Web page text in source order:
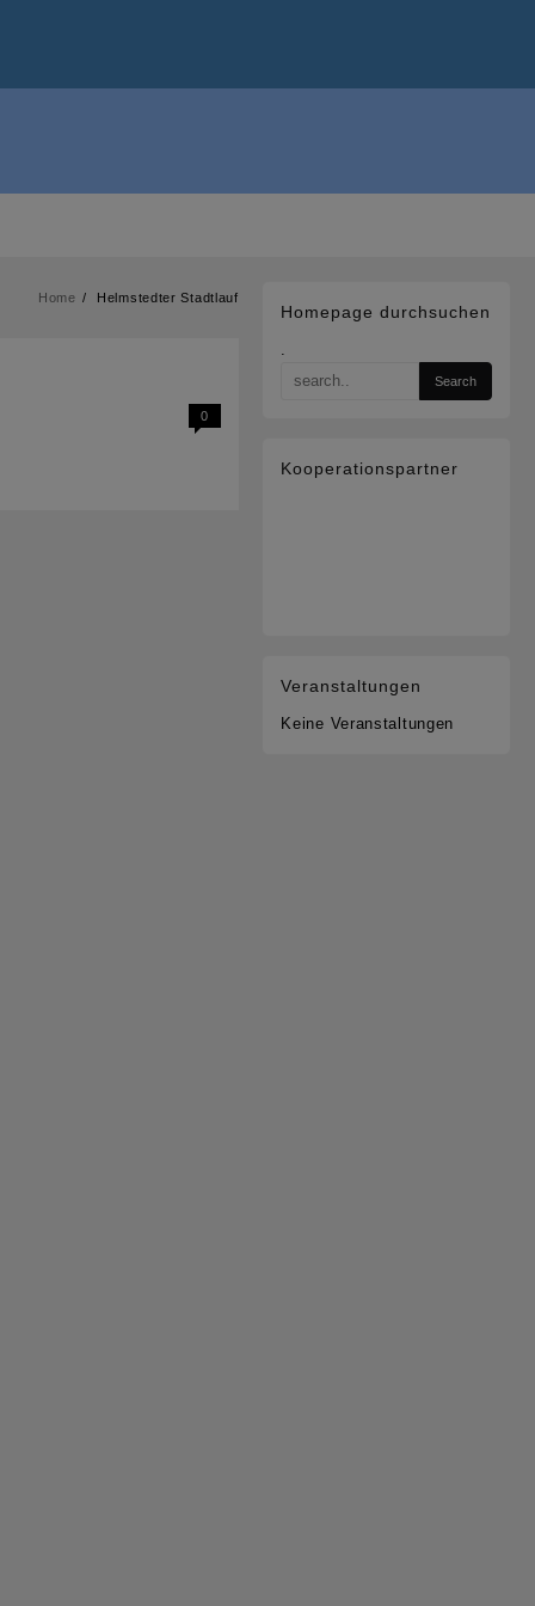
Home Helmstedter Stadtlauf
0
Homepage durchsuchen
.
Kooperationspartner
Veranstaltungen
Keine Veranstaltungen